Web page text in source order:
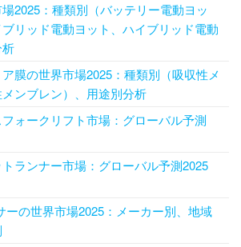
2025：種類別（バッテリー電動ヨッ
リッド電動ヨット、ハイブリッド電動
膜の世界市場2025：種類別（吸収性メ
ンブレン）、用途別分析
ォークリフト市場：グローバル予測
ランナー市場：グローバル予測2025
ーの世界市場2025：メーカー別、地域